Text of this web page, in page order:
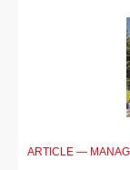
ARTICLE —